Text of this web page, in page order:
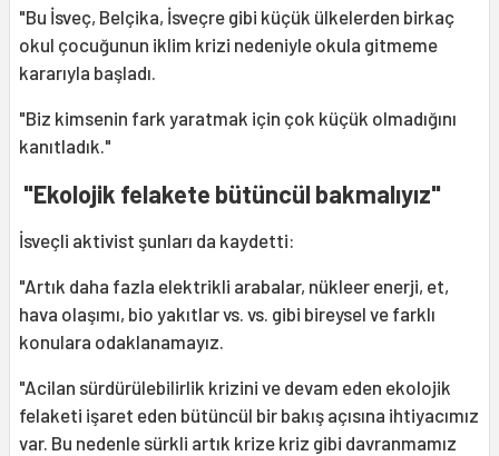
"Bu İsveç, Belçika, İsveçre gibi küçük ülkelerden birkaç
okul çocuğunun iklim krizi nedeniyle okula gitmeme
kararıyla başladı.
"Biz kimsenin fark yaratmak için çok küçük olmadığını
kanıtladık."
"Ekolojik felakete bütüncül bakmalıyız"
İsveçli aktivist şunları da kaydetti:
"Artık daha fazla elektrikli arabalar, nükleer enerji, et,
hava olaşımı, bio yakıtlar vs. vs. gibi bireysel ve farklı
konulara odaklanamayız.
"Acilan sürdürülebilirlik krizini ve devam eden ekolojik
felaketi işaret eden bütüncül bir bakış açısına ihtiyacımız
var. Bu nedenle sürkli artık krize kriz gibi davranmamız